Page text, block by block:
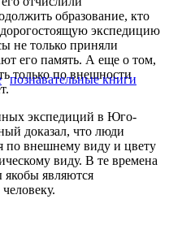
образование, кто
экспедицию
не только приняли
его память. А еще о том,
только по внешности
экспедиций в Юго-
доказал, что люди
по внешнему виду и цвету
виду. В те времена
якобы являются
познавательные книги